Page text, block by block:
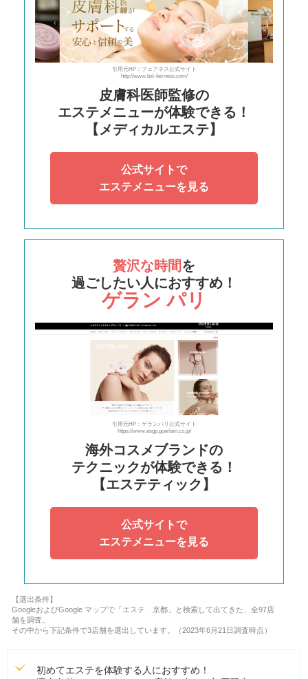
引用元HP：フェアネス公式サイト
http://www.bsl-fairness.com/
皮膚科医師監修の
エステメニューが体験できる！
【メディカルエステ】
公式サイトで
エステメニューを見る
贅沢な時間 を
過ごしたい人におすすめ！
ゲラン パリ
引用元HP：ゲランパリ公式サイト
https://www.esgp.guerlain.co.jp/
海外コスメブランドの
テクニックが体験できる！
【エステティック】
公式サイトで
エステメニューを見る
【選出条件】
GoogleおよびGoogle マップで「エステ 京都」と検索して出てきた、全97店
舗を調査。
その中から下記条件で3店舗を選出しています。（2023年6月21日調査時点）
初めてエステを体験する人におすすめ！